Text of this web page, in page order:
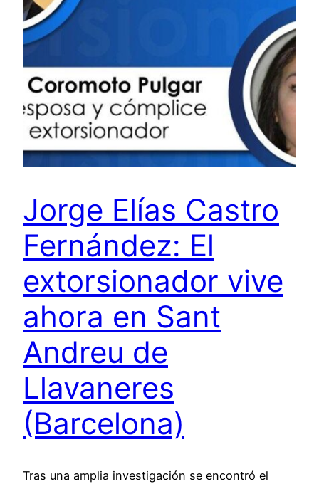
Jorge Elías Castro
Fernández: El
extorsionador vive
ahora en Sant
Andreu de
Llavaneres
(Barcelona)
Tras una amplia investigación se encontró el